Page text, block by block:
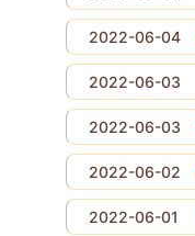
2022-06-04
2022-06-03
2022-06-03
2022-06-02
2022-06-01